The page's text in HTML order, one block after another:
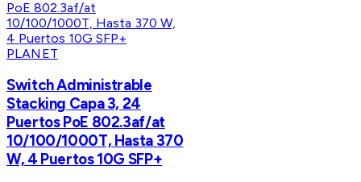
PLANET
Switch Administrable
Stacking Capa 3, 24
Puertos PoE 802.3af/at
10/100/1000T, Hasta 370
W, 4 Puertos 10G SFP+